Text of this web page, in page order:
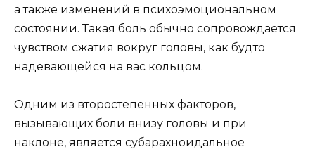
а также изменений в психоэмоциональном
состоянии. Такая боль обычно сопровождается
чувством сжатия вокруг головы, как будто
надевающейся на вас кольцом.
Одним из второстепенных факторов,
вызывающих боли внизу головы и при
наклоне, является субарахноидальное